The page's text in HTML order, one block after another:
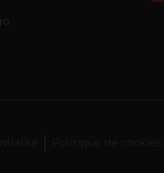
Politique de cookies